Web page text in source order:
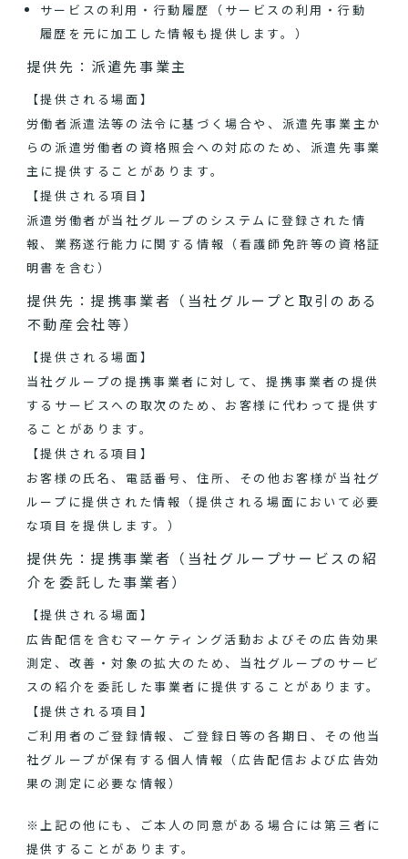
サービスの利用・行動履歴（サービスの利用・行動
履歴を元に加工した情報も提供します。）
提供先：派遣先事業主
【提供される場面】
労働者派遣法等の法令に基づく場合や、派遣先事業主か
らの派遣労働者の資格照会への対応のため、派遣先事業
主に提供することがあります。
【提供される項目】
派遣労働者が当社グループのシステムに登録された情
報、業務遂行能力に関する情報（看護師免許等の資格証
明書を含む）
提供先：提携事業者（当社グループと取引のある
不動産会社等）
【提供される場面】
当社グループの提携事業者に対して、提携事業者の提供
するサービスへの取次のため、お客様に代わって提供す
ることがあります。
【提供される項目】
お客様の氏名、電話番号、住所、その他お客様が当社グ
ループに提供された情報（提供される場面において必要
な項目を提供します。）
提供先：提携事業者（当社グループサービスの紹
介を委託した事業者）
【提供される場面】
広告配信を含むマーケティング活動およびその広告効果
測定、改善・対象の拡大のため、当社グループのサービ
スの紹介を委託した事業者に提供することがあります。
【提供される項目】
ご利用者のご登録情報、ご登録日等の各期日、その他当
社グループが保有する個人情報（広告配信および広告効
果の測定に必要な情報）
※上記の他にも、ご本人の同意がある場合には第三者に
提供することがあります。